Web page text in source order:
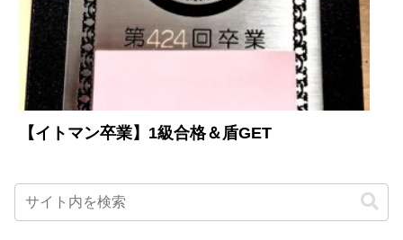
【イトマン卒業】1級合格＆盾GET